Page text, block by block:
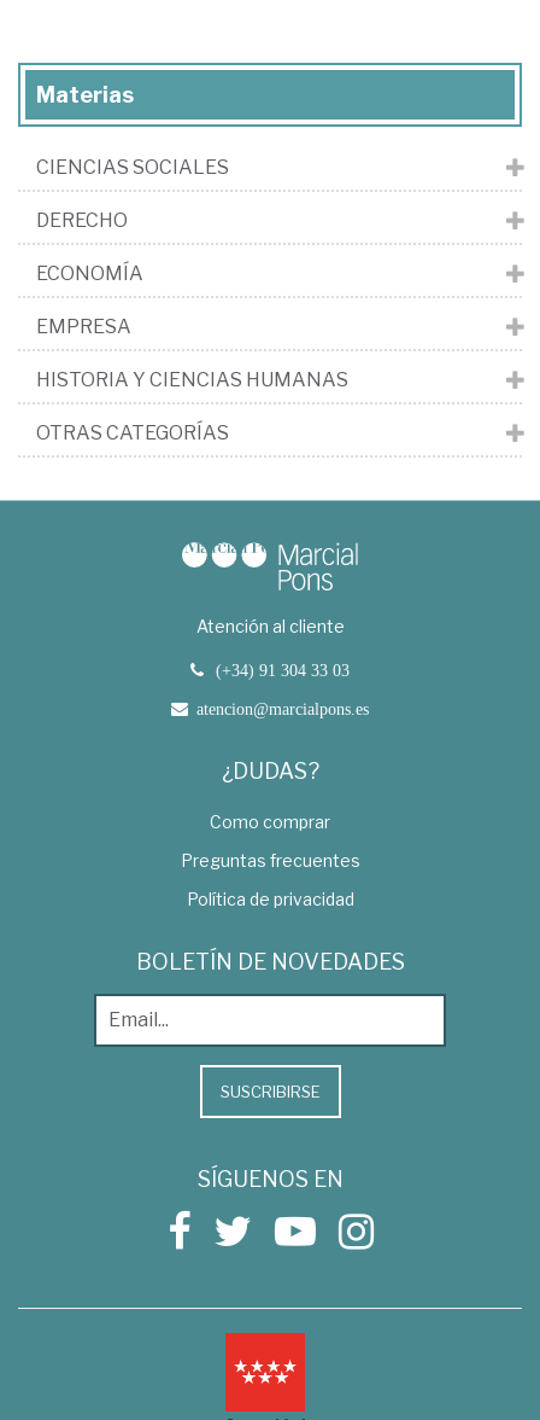
Materias
CIENCIAS SOCIALES
DERECHO
ECONOMÍA
EMPRESA
HISTORIA Y CIENCIAS HUMANAS
OTRAS CATEGORÍAS
Atención al cliente
(+34) 91 304 33 03
atencion@marcialpons.es
¿DUDAS?
Como comprar
Preguntas frecuentes
Política de privacidad
BOLETÍN DE NOVEDADES
SUSCRIBIRSE
SÍGUENOS EN